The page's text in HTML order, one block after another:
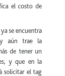
el costo de
se encuentra
aún trae la
de tener un
y que en la
solicitar el tag